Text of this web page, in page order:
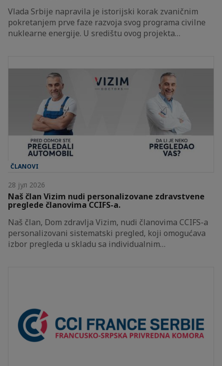
Vlada Srbije napravila je istorijski korak zvaničnim
pokretanjem prve faze razvoja svog programa civilne
nuklearne energije. U središtu ovog projekta…
ČLANOVI
28 јул 2026
Naš član Vizim nudi personalizovane zdravstvene
preglede članovima CCIFS-a.
Naš član, Dom zdravlja Vizim, nudi članovima CCIFS-a
personalizovani sistematski pregled, koji omogućava
izbor pregleda u skladu sa individualnim…